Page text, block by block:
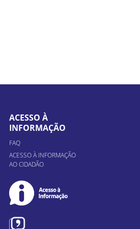
ACESSO À
INFORMAÇÃO
FAQ
ACESSO À INFORMAÇÃO
AO CIDADÃO